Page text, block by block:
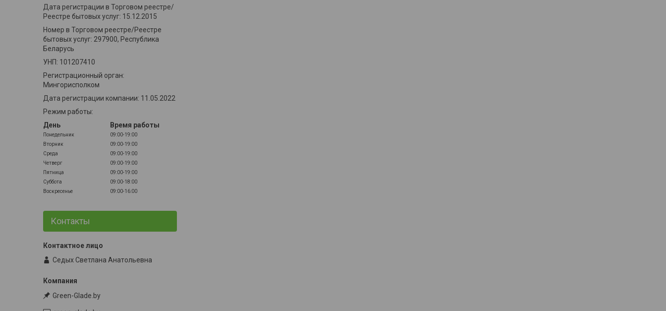
Дата регистрации в Торговом реестре/
Реестре бытовых услуг: 15.12.2015
Номер в Торговом реестре/Реестре
бытовых услуг: 297900, Республика
Беларусь
УНП: 101207410
Регистрационный орган:
Мингорисполком
Дата регистрации компании: 11.05.2022
Режим работы:
День
Время работы
Понедельник
09:00-19:00
Вторник
09:00-19:00
Среда
09:00-19:00
Четверг
09:00-19:00
Пятница
09:00-19:00
Суббота
09:00-18:00
Воскресенье
09:00-16:00
Контакты
Седых Светлана Анатольевна
Green-Glade.by